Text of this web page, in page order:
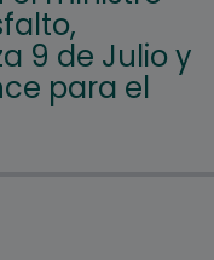
9 de Julio y
para el